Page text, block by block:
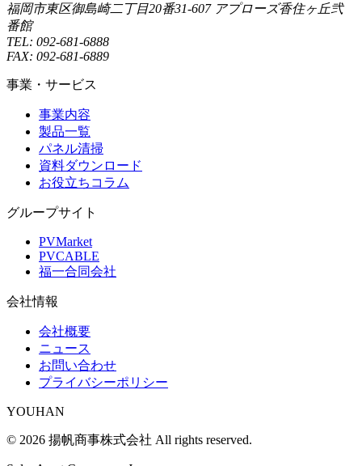
福岡市東区御島崎二丁目20番31-607 アプローズ香住ヶ丘弐
番館
TEL: 092-681-6888
FAX: 092-681-6889
事業・サービス
事業内容
製品一覧
パネル清掃
資料ダウンロード
お役立ちコラム
グループサイト
PVMarket
PVCABLE
福一合同会社
会社情報
会社概要
ニュース
お問い合わせ
プライバシーポリシー
YOUHAN
© 2026 揚帆商事株式会社 All rights reserved.